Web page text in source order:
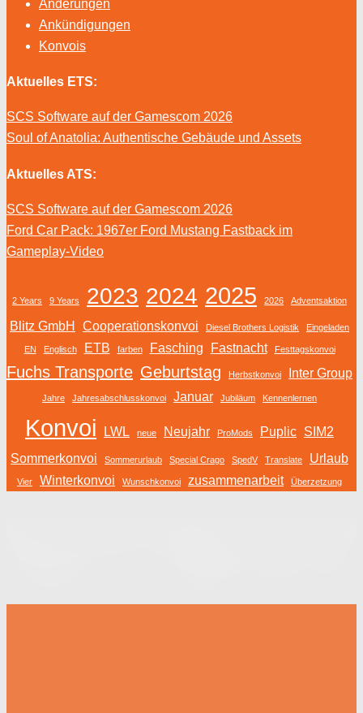
Änderungen
Ankündigungen
Konvois
Aktuelles ETS:
SCS Software auf der Gamescom 2026
Soul of Anatolia: Authentische Gebäude und Assets
Aktuelles ATS:
SCS Software auf der Gamescom 2026
Ford Car Pack: 1967er Ford Mustang Fastback im
Gameplay-Video
2 Years 9 Years 2023 2024 2025 2026 Adventsaktion
Blitz GmbH Cooperationskonvoi Diesel Brothers Logistik Eingeladen
EN Englisch ETB farben Fasching Fastnacht Festtagskonvoi
Fuchs Transporte Geburtstag Herbstkonvoi Inter Group
Jahre Jahresabschlusskonvoi Januar Jubiläum Kennenlernen
Konvoi LWL neue Neujahr ProMods Puplic SIM2
Sommerkonvoi
Sommerurlaub Special Crago SpedV Translate Urlaub
Vier Winterkonvoi Wunschkonvoi zusammenarbeit Überzetzung